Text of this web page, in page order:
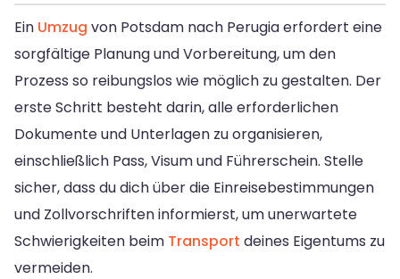
Ein Umzug von Potsdam nach Perugia erfordert eine
sorgfältige Planung und Vorbereitung, um den
Prozess so reibungslos wie möglich zu gestalten. Der
erste Schritt besteht darin, alle erforderlichen
Dokumente und Unterlagen zu organisieren,
einschließlich Pass, Visum und Führerschein. Stelle
sicher, dass du dich über die Einreisebestimmungen
und Zollvorschriften informierst, um unerwartete
Schwierigkeiten beim Transport deines Eigentums zu
vermeiden.